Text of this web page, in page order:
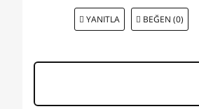
YANITLA BEĞEN (0)